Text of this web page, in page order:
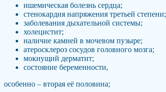
ишемическая болезнь сердца;
cтенокардия напряжения третьей степени;
заболевания дыхательной системы;
холецистит;
наличие камней в мочевом пузыре;
атеросклероз сосудов головного мозга;
мокнущий дерматит;
cостояние беременности,
особенно – вторая её половина;